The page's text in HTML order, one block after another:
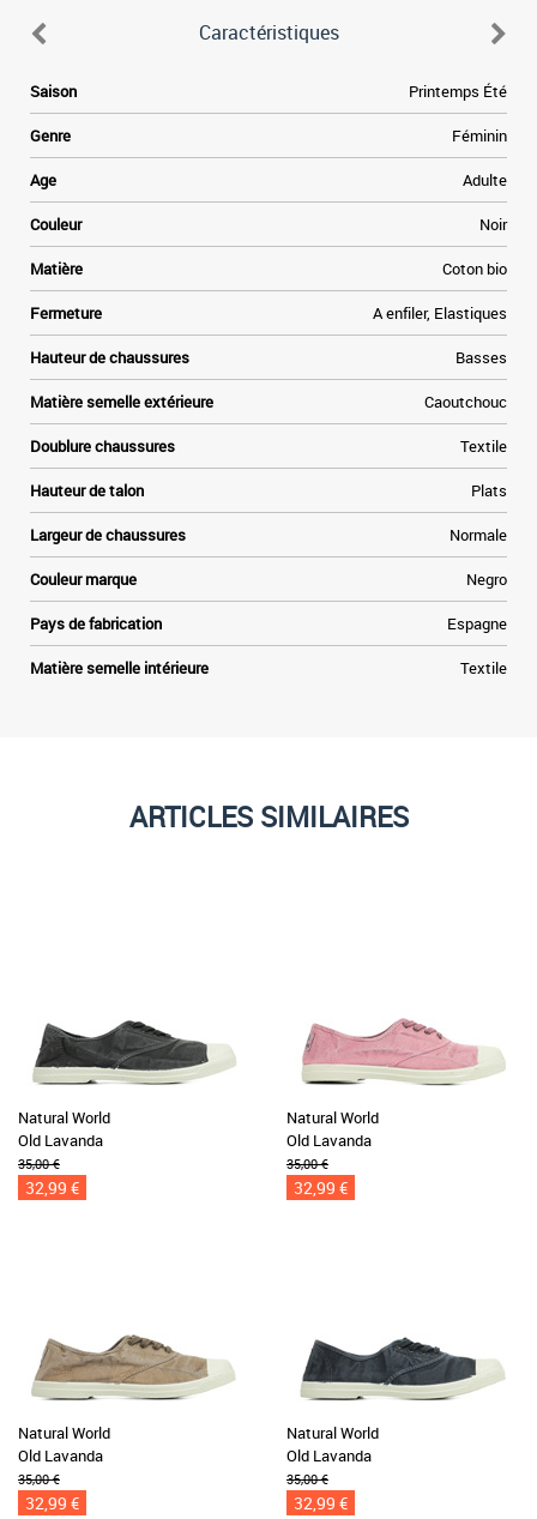
Caractéristiques
Saison Printemps Été
Genre Féminin
Age Adulte
Couleur Noir
Matière Coton bio
Fermeture A enfiler, Elastiques
Hauteur de chaussures Basses
Matière semelle extérieure Caoutchouc
Doublure chaussures Textile
Hauteur de talon Plats
Largeur de chaussures Normale
Couleur marque Negro
Pays de fabrication Espagne
Matière semelle intérieure Textile
ARTICLES SIMILAIRES
Natural World
Old Lavanda
35,00 €
32,99 €
Natural World
Old Lavanda
35,00 €
32,99 €
Natural World
Old Lavanda
35,00 €
32,99 €
Natural World
Old Lavanda
35,00 €
32,99 €